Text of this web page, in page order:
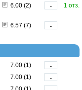
6.00 (2) -
1 отз.
6.57 (7) -
7.00 (1)
-
7.00 (1)
-